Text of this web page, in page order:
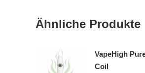
Ähnliche Produkte
VapeHigh
Coil